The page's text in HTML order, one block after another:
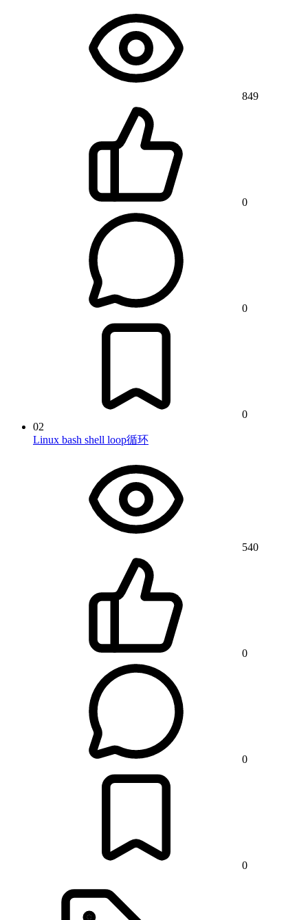
849
0
0
0
02
Linux bash shell loop循环
540
0
0
0